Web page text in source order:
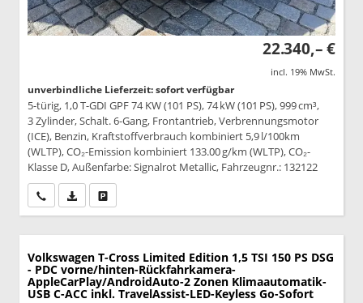
22.340,– €
incl. 19% MwSt.
unverbindliche Lieferzeit: sofort verfügbar
5-türig, 1,0 T-GDI GPF 74 KW (101 PS), 74 kW (101 PS), 999 cm³,
3 Zylinder, Schalt. 6-Gang, Frontantrieb, Verbrennungsmotor
(ICE), Benzin, Kraftstoffverbrauch kombiniert 5,9 l/100km
(WLTP), CO₂-Emission kombiniert 133.00 g/km (WLTP), CO₂-
Klasse D, Außenfarbe: Signalrot Metallic, Fahrzeugnr.: 132122
Wir rufen Sie anPDF-Datei, Fahrzeugexposé drucken
Volkswagen T-Cross Limited Edition 1,5 TSI 150 PS DSG
- PDC vorne/hinten-Rückfahrkamera-
AppleCarPlay/AndroidAuto-2 Zonen Klimaautomatik-
USB C-ACC inkl. TravelAssist-LED-Keyless Go-Sofort